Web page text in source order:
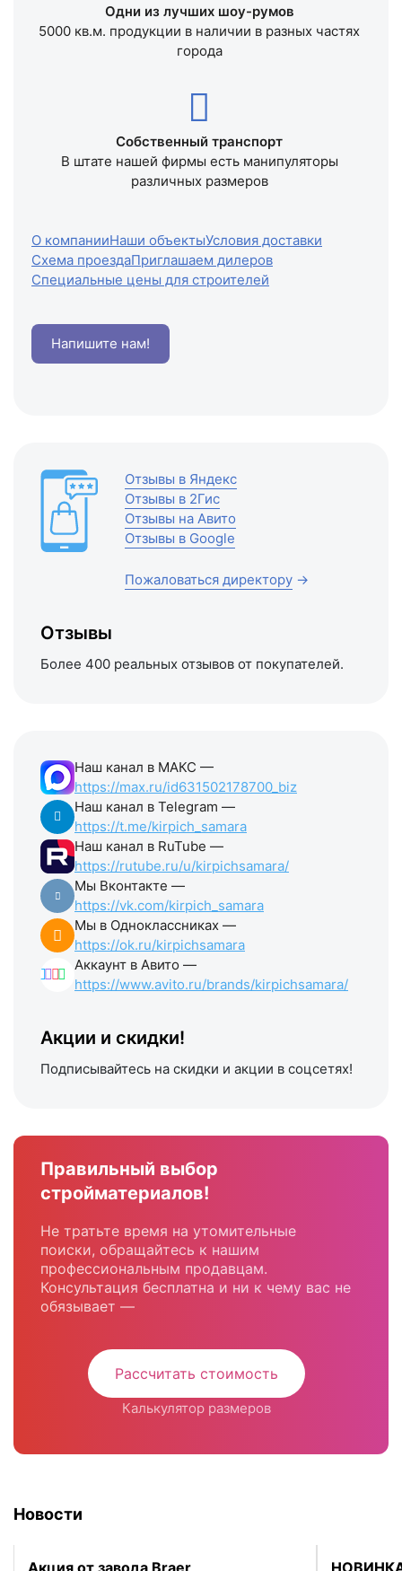
Одни из лучших шоу-румов
5000 кв.м. продукции в наличии в разных частях
города
Собственный транспорт
В штате нашей фирмы есть манипуляторы
различных размеров
О компанииНаши объектыУсловия доставки
Схема проездаПриглашаем дилеров
Специальные цены для строителей
Напишите нам!
Отзывы в Яндекс
Отзывы в 2Гис
Отзывы на Авито
Отзывы в Google
Пожаловаться директору →
Отзывы
Более 400 реальных отзывов от покупателей.
Наш канал в МАКС —
https://max.ru/id631502178700_biz
Наш канал в Telegram —
https://t.me/kirpich_samara
Наш канал в RuTube —
https://rutube.ru/u/kirpichsamara/
Мы Вконтакте —
https://vk.com/kirpich_samara
Мы в Одноклассниках —
https://ok.ru/kirpichsamara
Аккаунт в Авито —
https://www.avito.ru/brands/kirpichsamara/
Акции и скидки!
Подписывайтесь на скидки и акции в соцсетях!
Правильный выбор
стройматериалов!
Не тратьте время на утомительные
поиски, обращайтесь к нашим
профессиональным продавцам.
Консультация бесплатна и ни к чему вас не
обязывает —
Рассчитать стоимость
Калькулятор размеров
Новости
Акция от завода Braer